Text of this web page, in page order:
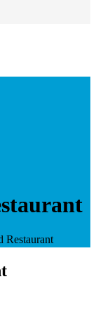
Restaurant